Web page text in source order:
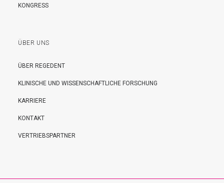
KONGRESS
ÜBER UNS
ÜBER REGEDENT
KLINISCHE UND WISSENSCHAFTLICHE FORSCHUNG
KARRIERE
KONTAKT
VERTRIEBSPARTNER